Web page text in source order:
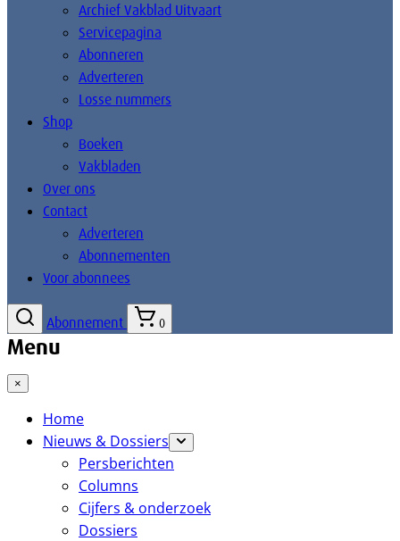
Archief Vakblad Uitvaart
Servicepagina
Abonneren
Adverteren
Losse nummers
Shop
Boeken
Vakbladen
Over ons
Contact
Adverteren
Abonnementen
Voor abonnees
Abonnement 0
Menu
×
Home
Nieuws & Dossiers
Persberichten
Columns
Cijfers & onderzoek
Dossiers